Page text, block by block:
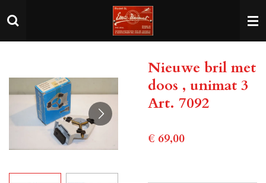
direct
Nieuwe bril met
doos , unimat 3
Art. 7092
€ 69,00